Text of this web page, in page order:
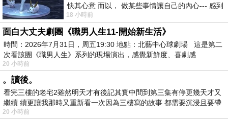
快其心意 而以， 做某些事情讓自己的內心--- 感到
愉快。
18 小時前
面白大丈夫劇團《職男人生11-開始新生活》
時間：2026年7月31日，周五19:30 地點：北藝中心球劇場 這是第二
次看該團《職男人生》系列的現場演出，感覺新鮮度、喜劇感
20 小時前
。讀後。
看完三樓的老宅2雖然明天才有後記其實中間到第三集有停更幾天才又
繼續 續更讓我那時又重新看一次因為三樓寫的故事 都需要沉浸且要帶
有
20 小時前